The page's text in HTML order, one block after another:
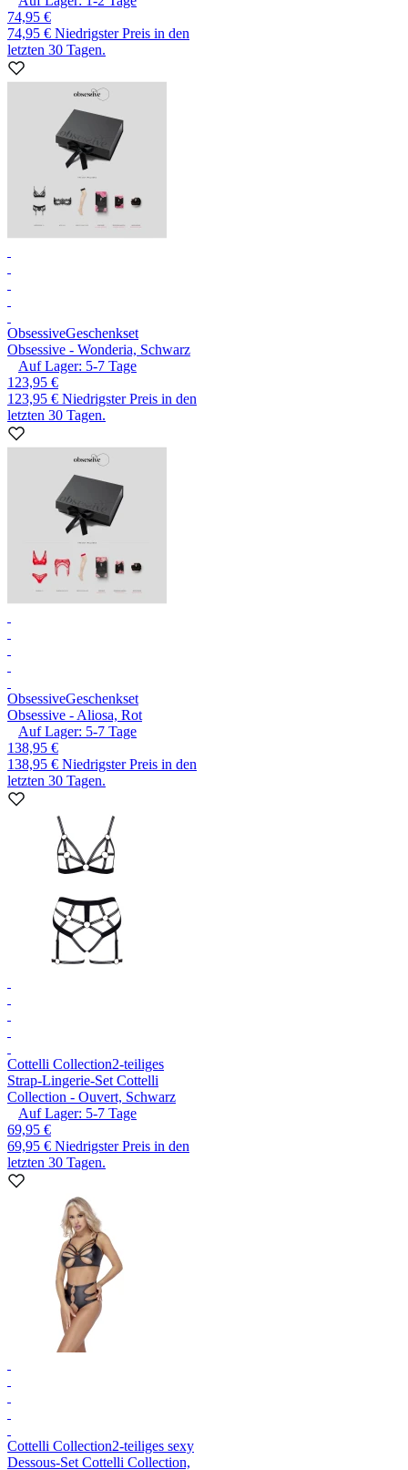
74,95 €
74,95 € Niedrigster Preis in den
letzten 30 Tagen.
ObsessiveGeschenkset
Obsessive - Wonderia, Schwarz
Auf Lager: 5-7 Tage
123,95 €
123,95 € Niedrigster Preis in den
letzten 30 Tagen.
ObsessiveGeschenkset
Obsessive - Aliosa, Rot
Auf Lager: 5-7 Tage
138,95 €
138,95 € Niedrigster Preis in den
letzten 30 Tagen.
Cottelli Collection2-teiliges
Strap-Lingerie-Set Cottelli
Collection - Ouvert, Schwarz
Auf Lager: 5-7 Tage
69,95 €
69,95 € Niedrigster Preis in den
letzten 30 Tagen.
Cottelli Collection2-teiliges sexy
Dessous-Set Cottelli Collection,